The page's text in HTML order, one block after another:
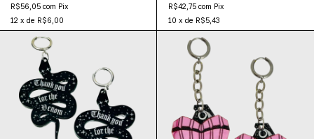
R$56,05 com Pix
12 x de R$6,00
R$42,75 com Pix
10 x de R$5,43